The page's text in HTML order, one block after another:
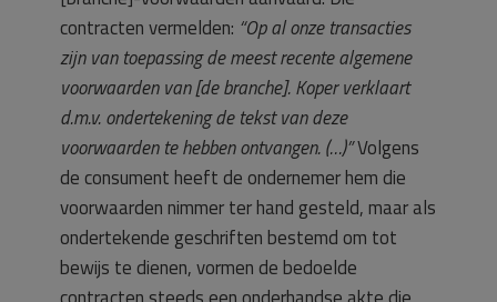
contracten vermelden: “Op al onze transacties
zijn van toepassing de meest recente algemene
voorwaarden van [de branche]. Koper verklaart
d.m.v. ondertekening de tekst van deze
voorwaarden te hebben ontvangen. (…)”Volgens
de consument heeft de ondernemer hem die
voorwaarden nimmer ter hand gesteld, maar als
ondertekende geschriften bestemd om tot
bewijs te dienen, vormen de bedoelde